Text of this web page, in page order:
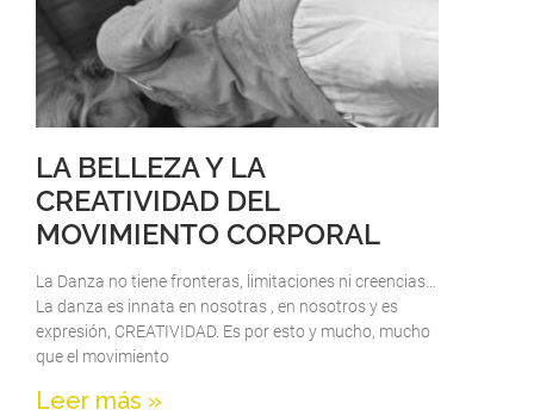
LA BELLEZA Y LA
CREATIVIDAD DEL
MOVIMIENTO CORPORAL
La Danza no tiene fronteras, limitaciones ni creencias…
La danza es innata en nosotras , en nosotros y es
expresión, CREATIVIDAD. Es por esto y mucho, mucho
que el movimiento
Leer más »